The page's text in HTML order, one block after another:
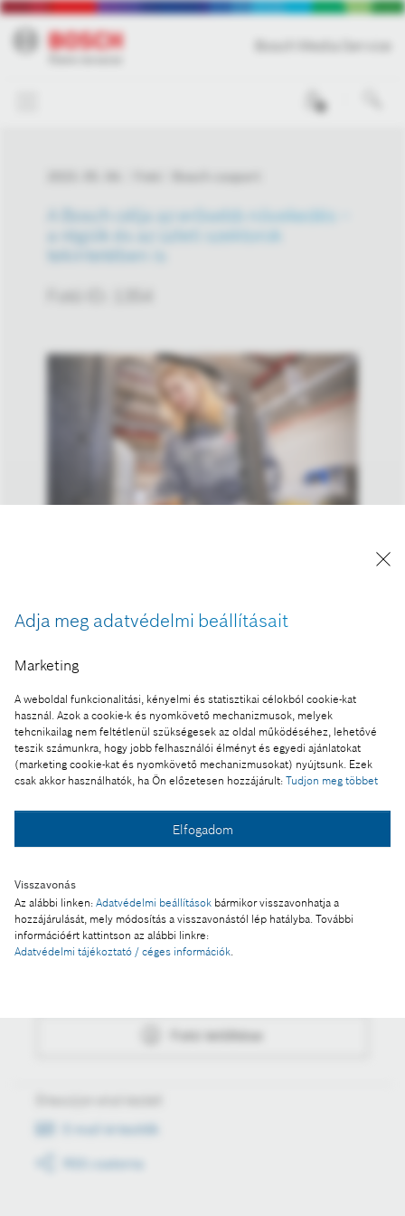
Adja meg adatvédelmi beállításait
Marketing
A weboldal funkcionalitási, kényelmi és statisztikai célokból cookie-kat
használ. Azok a cookie-k és nyomkövető mechanizmusok, melyek
tehcnikailag nem feltétlenül szükségesek az oldal működéséhez, lehetővé
teszik számunkra, hogy jobb felhasználói élményt és egyedi ajánlatokat
(marketing cookie-kat és nyomkövető mechanizmusokat) nyújtsunk. Ezek
csak akkor használhatók, ha Ön előzetesen hozzájárult: Tudjon meg többet
Elfogadom
Visszavonás
Az alábbi linken: Adatvédelmi beállítások bármikor visszavonhatja a
hozzájárulását, mely módosítás a visszavonástól lép hatályba. További
információért kattintson az alábbi linkre:
Adatvédelmi tájékoztató / céges információk.
A Bosch célja az erősebb növekedés –
a régiók és az üzleti szektorok
tekintetében is
számára díjmentesen felhasználható.
Ennek a sajtóközleménynek a része:
az üzleti szektorok tekintetében is
Műveletek
Fotó letöltése
E-mail értesítők
RSS csatorna